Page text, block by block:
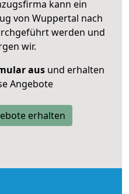
kann ein
von Wuppertal nach
werden und
wir.
ausund erhalten
Angebote
erhalten